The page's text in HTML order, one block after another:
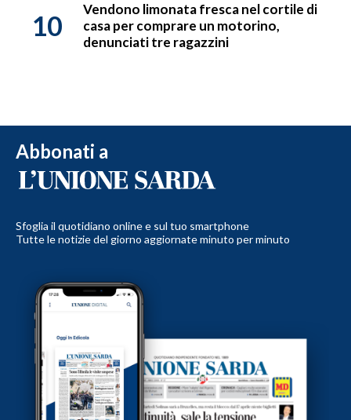
10
Vendono limonata fresca nel cortile di
casa per comprare un motorino,
denunciati tre ragazzini
Abbonati a
Sfoglia il quotidiano online e sul tuo smartphone
Tutte le notizie del giorno aggiornate minuto per minuto